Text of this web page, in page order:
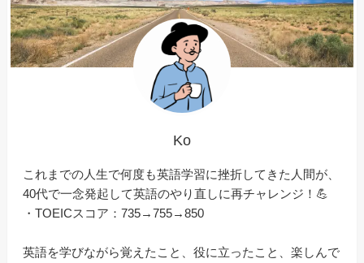
Ko
これまでの人生で何度も英語学習に挫折してきた人間が、
40代で一念発起して英語のやり直しに再チャレンジ！💪
・TOEICスコア：735→755→850
英語を学びながら覚えたこと、役に立ったこと、楽しんで